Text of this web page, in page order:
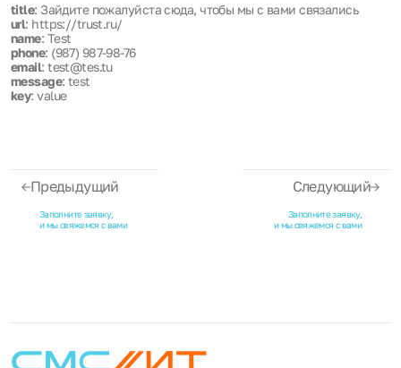
title: Зайдите пожалуйста сюда, чтобы мы с вами связались
url: https://trust.ru/
name: Test
phone: (987) 987-98-76
email: test@tes.tu
message: test
key: value
Предыдущий
Заполните заявку,
и мы свяжемся с вами
Следующий
Заполните заявку,
и мы свяжемся с вами